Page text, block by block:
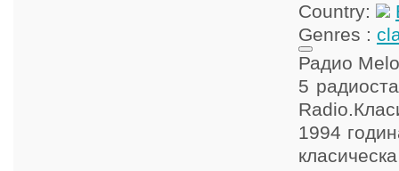
Country:
Genres :
Радио
5
1994